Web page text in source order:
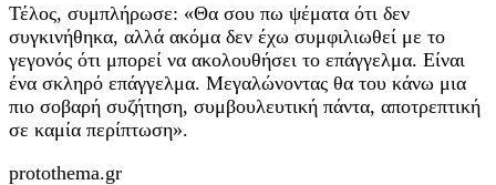
Τέλος, συμπλήρωσε: «Θα σου πω ψέματα ότι δεν
συγκινήθηκα, αλλά ακόμα δεν έχω συμφιλιωθεί με το
γεγονός ότι μπορεί να ακολουθήσει το επάγγελμα. Είναι
ένα σκληρό επάγγελμα. Μεγαλώνοντας θα του κάνω μια
πιο σοβαρή συζήτηση, συμβουλευτική πάντα, αποτρεπτική
σε καμία περίπτωση».
protothema.gr